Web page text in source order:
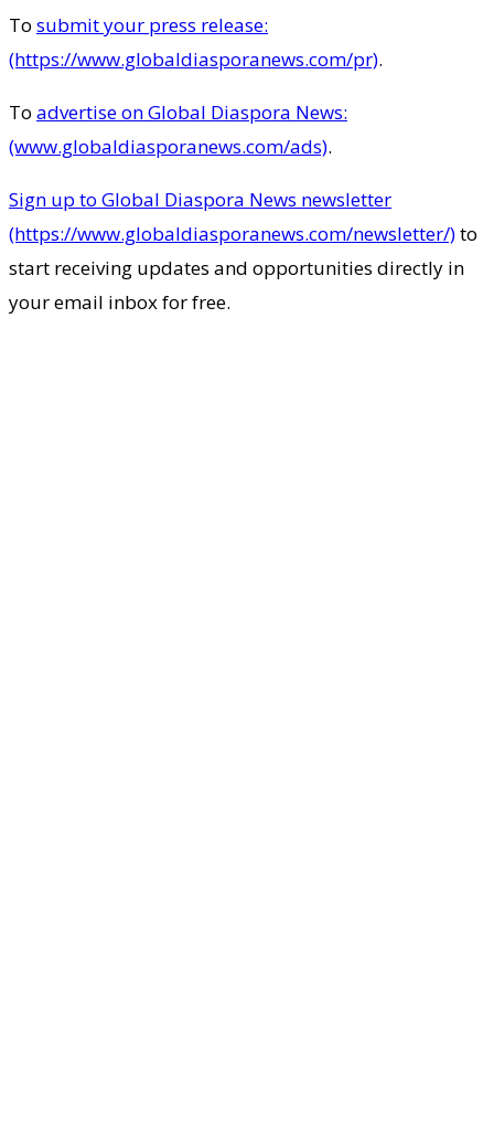
To submit your press release:
(https://www.globaldiasporanews.com/pr).
To advertise on Global Diaspora News:
(www.globaldiasporanews.com/ads).
Sign up to Global Diaspora News newsletter
(https://www.globaldiasporanews.com/newsletter/)to
start receiving updates and opportunities directly in
your email inbox for free.